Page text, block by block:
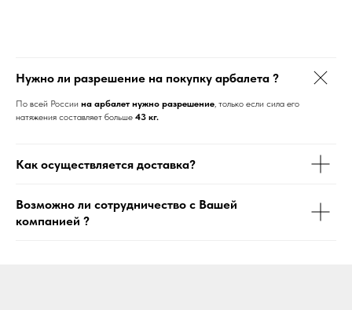
Нужно ли разрешение на покупку арбалета ?
По всей России на арбалет нужно разрешение , только если сила его
натяжения составляет больше 43 кг.
Как осуществляется доставка?
Возможно ли сотрудничество с Вашей
компанией ?